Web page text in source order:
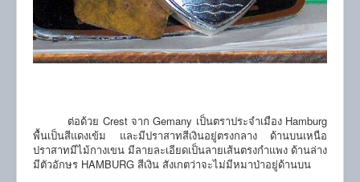
ต่อด้วย Crest จาก Gemany เป็นตราประจำเมือง Hamburg
พื้นเป็นสีแดงเข้ม และมีปราสาทสีเงินอยู่ตรงกลาง ด้านบนเหนือ
ปราสาทมีไม้กางเขน มีลายละเอียดเป็นลายเส้นตรงกำแพง ด้านล่าง
มีตัวอักษร HAMBURG สีเงิน สังเกตว่าจะไม่มีหมาป่าอยู่ด้านบน